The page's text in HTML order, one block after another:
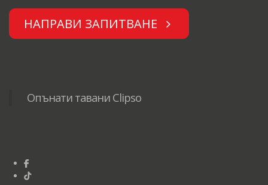
НАПРАВИ ЗАПИТВАНЕ
Опънати тавани Clipso